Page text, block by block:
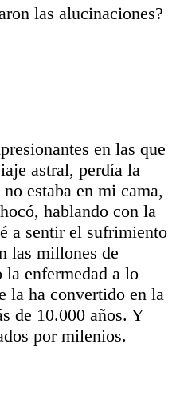
las alucinaciones?
en las que
astral, perdía la
estaba en mi cama,
hablando con la
a sentir el sufrimiento
las millones de
la enfermedad a lo
la ha convertido en la
de 10.000 años. Y
por milenios.